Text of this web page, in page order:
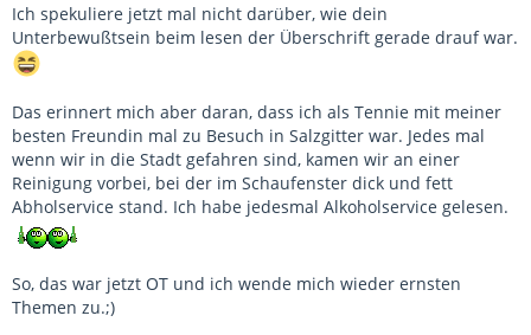
Ich spekuliere jetzt mal nicht darüber, wie dein
Unterbewußtsein beim lesen der Überschrift gerade drauf war.
Das erinnert mich aber daran, dass ich als Tennie mit meiner
besten Freundin mal zu Besuch in Salzgitter war. Jedes mal
wenn wir in die Stadt gefahren sind, kamen wir an einer
Reinigung vorbei, bei der im Schaufenster dick und fett
Abholservice stand. Ich habe jedesmal Alkoholservice gelesen.
So, das war jetzt OT und ich wende mich wieder ernsten
Themen zu.;)